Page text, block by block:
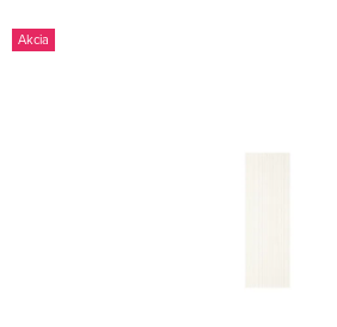
Akcia